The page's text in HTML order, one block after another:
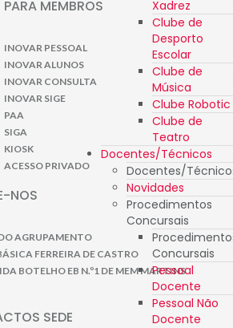
Xadrez
Clube de
Desporto
Escolar
Clube de
Música
Clube Robotic
Clube de
Teatro
Docentes/Técnicos
Docentes/
Novidades
Procedimentos
Concursais
Concursais
Pessoal
Docente
Pessoal Não
Docente
PARA MEMBROS
INOVAR PESSOAL
INOVAR ALUNOS
INOVAR CONSULTA
INOVAR SIGE
PAA
SIGA
KIOSK
ACESSO PRIVADO
NOS
AGRUPAMENTO
FERREIRA DE CASTRO
BOTELHO EB N.º1 DE MEM MARTINS
SEDE